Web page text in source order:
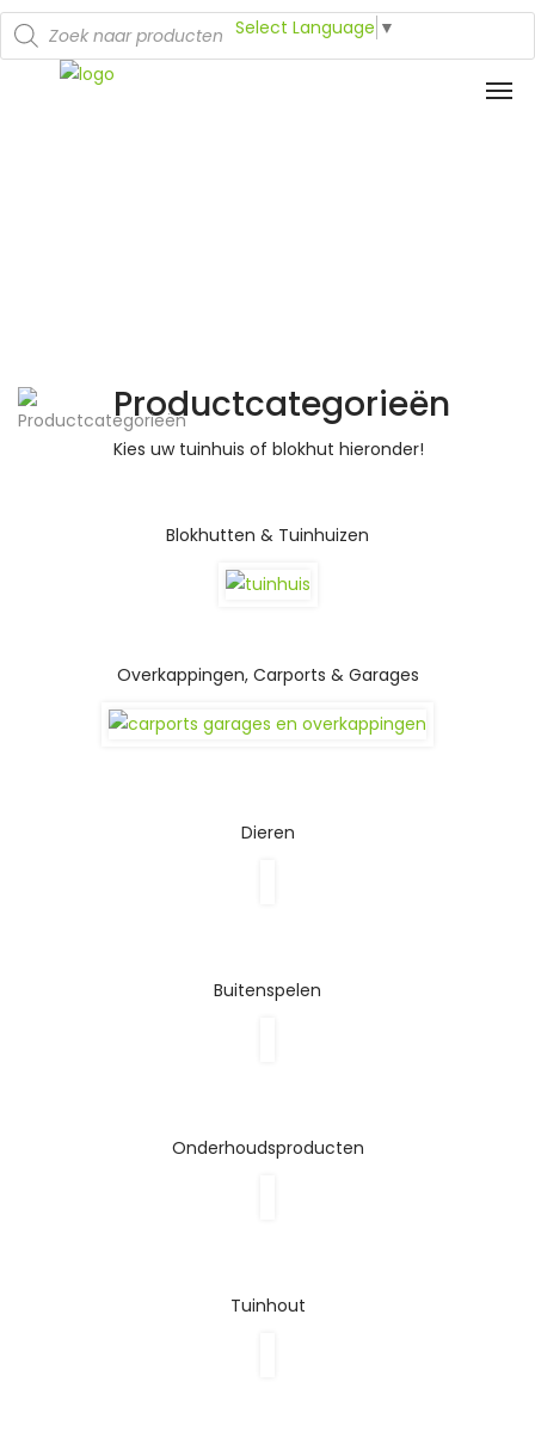
Select Language ▼
Productcategorieën
Kies uw tuinhuis of blokhut hieronder!
Blokhutten & Tuinhuizen
Overkappingen, Carports & Garages
Dieren
Buitenspelen
Onderhoudsproducten
Tuinhout